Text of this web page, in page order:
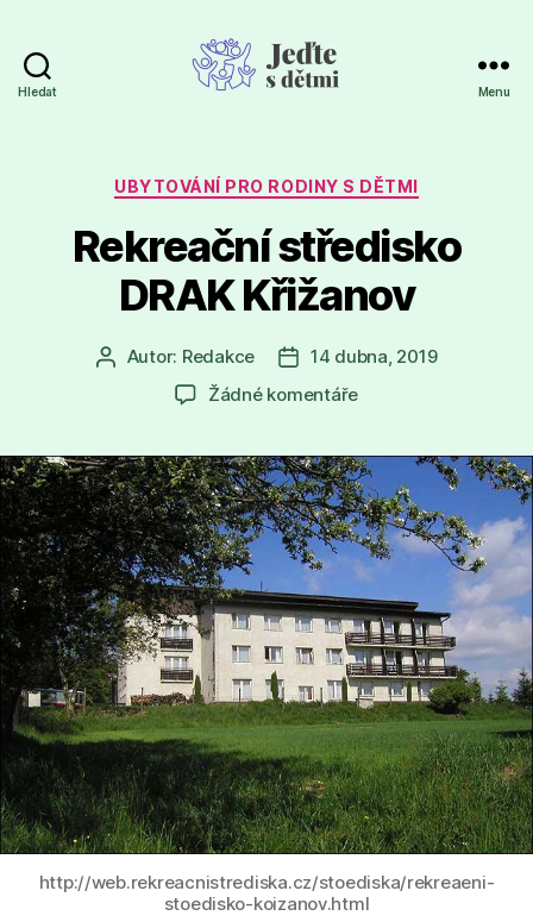
Hledat Menu
Rubriky
UBYTOVÁNÍ PRO RODINY S DĚTMI
Rekreační středisko
DRAK Křižanov
Autor
příspěvku
Autor: Redakce
Datum
příspěvku
14 dubna, 2019
Žádné komentářeu
názvem
Rekreační
středisko
DRAK
http://web.rekreacnistrediska.cz/stoediska/rekreaeni-
stoedisko-koizanov.html